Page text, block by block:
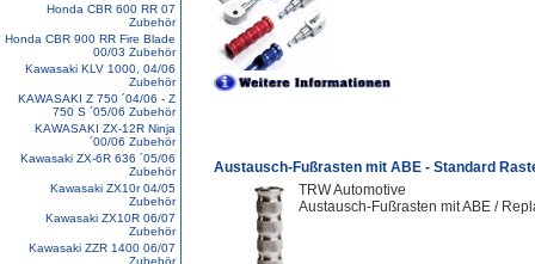
Honda CBR 600 RR 07
Zubehör
Honda CBR 900 RR Fire Blade
00/03 Zubehör
Kawasaki KLV 1000, 04/06
Zubehör
KAWASAKI Z 750 ´04/06 - Z
750 S ´05/06 Zubehör
KAWASAKI ZX-12R Ninja
´00/06 Zubehör
Kawasaki ZX-6R 636 ´05/06
Zubehör
Kawasaki ZX10r 04/05
Zubehör
Kawasaki ZX10R 06/07
Zubehör
Kawasaki ZZR 1400 06/07
Zubehör
Austausch-Fußrasten mit ABE - Standard
TRW Automotive
Austausch-Fußrasten mit ABE /